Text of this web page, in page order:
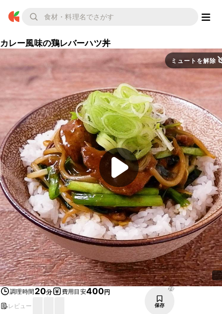
カレー風味の鶏レバーハツ丼
ミュートを解除
調理時間 20分 費用目安400円
レビュー
76
保存